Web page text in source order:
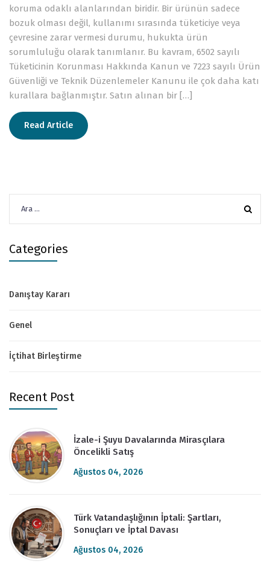
koruma odaklı alanlarından biridir. Bir ürünün sadece
bozuk olması değil, kullanımı sırasında tüketiciye veya
çevresine zarar vermesi durumu, hukukta ürün
sorumluluğu olarak tanımlanır. Bu kavram, 6502 sayılı
Tüketicinin Korunması Hakkında Kanun ve 7223 sayılı Ürün
Güvenliği ve Teknik Düzenlemeler Kanunu ile çok daha katı
kurallara bağlanmıştır. Satın alınan bir […]
Read Article
Categories
Danıştay Kararı
Genel
İçtihat Birleştirme
Recent Post
İzale-i Şuyu Davalarında Mirasçılara
Öncelikli Satış
Ağustos 04, 2026
Türk Vatandaşlığının İptali: Şartları,
Sonuçları ve İptal Davası
Ağustos 04, 2026